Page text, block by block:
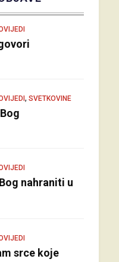
, SVETKOVINE
nahraniti u
srce koje